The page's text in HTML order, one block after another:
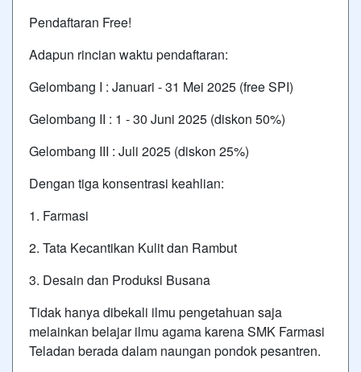
Pendaftaran Free!
Adapun rincian waktu pendaftaran:
Gelombang I : Januari - 31 Mei 2025 (free SPI)
Gelombang II : 1 - 30 Juni 2025 (diskon 50%)
Gelombang III : Juli 2025 (diskon 25%)
Dengan tiga konsentrasi keahlian:
1. Farmasi
2. Tata Kecantikan Kulit dan Rambut
3. Desain dan Produksi Busana
Tidak hanya dibekali ilmu pengetahuan saja
melainkan belajar ilmu agama karena SMK Farmasi
Teladan berada dalam naungan pondok pesantren.